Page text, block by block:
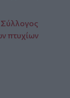
Σύλλογος
πτυχίων